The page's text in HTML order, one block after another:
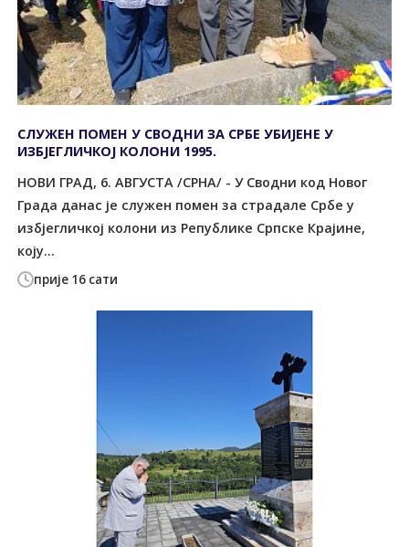
прије 16 сати
СЛУЖЕН ПОМЕН У СВОДНИ ЗА СРБЕ УБИЈЕНЕ У
ИЗБЈЕГЛИЧКОЈ КОЛОНИ 1995.
НОВИ ГРАД, 6. АВГУСТА /СРНА/ - У Сводни код Новог
Града данас је служен помен за страдале Србе у
избјегличкој колони из Републике Српске Крајине,
коју...